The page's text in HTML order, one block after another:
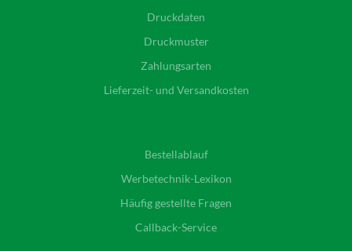
Druckdaten
Druckmuster
Zahlungsarten
Lieferzeit- und Versandkosten
Bestellablauf
Werbetechnik-Lexikon
Häufig gestellte Fragen
Callback-Service